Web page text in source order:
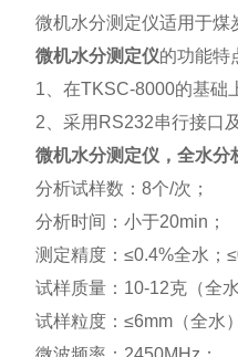
微机水分测定仪适用于煤
微机水分测定仪的功能特
1、在TKSC-8000的基础
2、采用RS232串行接口
微机水分测定仪，全水分
分析试样数：8个/次；
分析时间：小于20min；
测定精度：≤0.4%全水；
试样质量：10-12克（全
试样粒度：≤6mm（全水